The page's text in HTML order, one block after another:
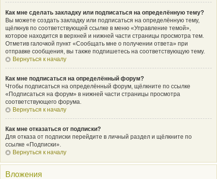
Как мне сделать закладку или подписаться на определённую тему?
Вы можете создать закладку или подписаться на определённую тему,
щёлкнув по соответствующей ссылке в меню «Управление темой»,
которое находится в верхней и нижней части страницы просмотра тем.
Отметив галочкой пункт «Сообщать мне о получении ответа» при
отправке сообщения, вы также подпишетесь на соответствующую тему.
Вернуться к началу
Как мне подписаться на определённый форум?
Чтобы подписаться на определённый форум, щёлкните по ссылке
«Подписаться на форум» в нижней части страницы просмотра
соответствующего форума.
Вернуться к началу
Как мне отказаться от подписки?
Для отказа от подписки перейдите в личный раздел и щёлкните по
ссылке «Подписки».
Вернуться к началу
Вложения